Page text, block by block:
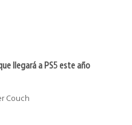
llegará a PS5 este año
Couch